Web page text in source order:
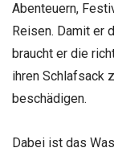
Abenteuern,
Reisen. Damit er
braucht er die
ihren Schlafsack
beschädigen.
Dabei ist das